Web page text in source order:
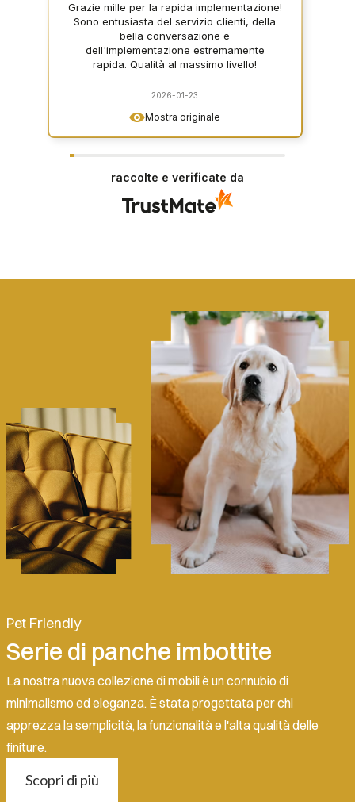
Mostra originale
Grazie mille per la rapida implementazione!
Sono entusiasta del servizio clienti, della
bella conversazione e
dell'implementazione estremamente
rapida. Qualità al massimo livello!
2026-01-23
raccolte e verificate da
Pet Friendly
Serie di panche imbottite
La nostra nuova collezione di mobili è un connubio di
minimalismo ed eleganza. È stata progettata per chi
apprezza la semplicità, la funzionalità e l'alta qualità delle
finiture.
Scopri di più